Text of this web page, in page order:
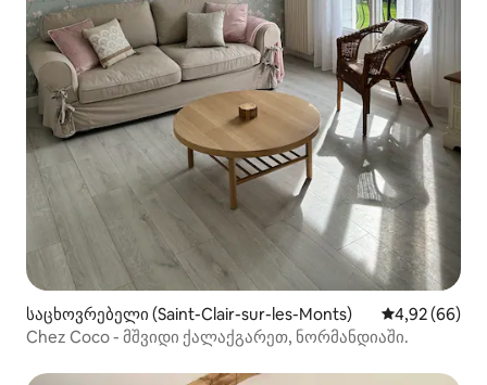
საცხოვრებელი (Saint-Clair-sur-les-Monts) საშუალო
4,92 (66)
Chez Coco - მშვიდი ქალაქგარეთ, ნორმანდიაში.